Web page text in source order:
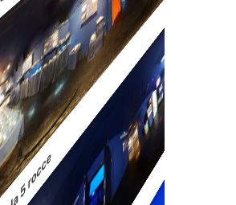
sala 5 rocce